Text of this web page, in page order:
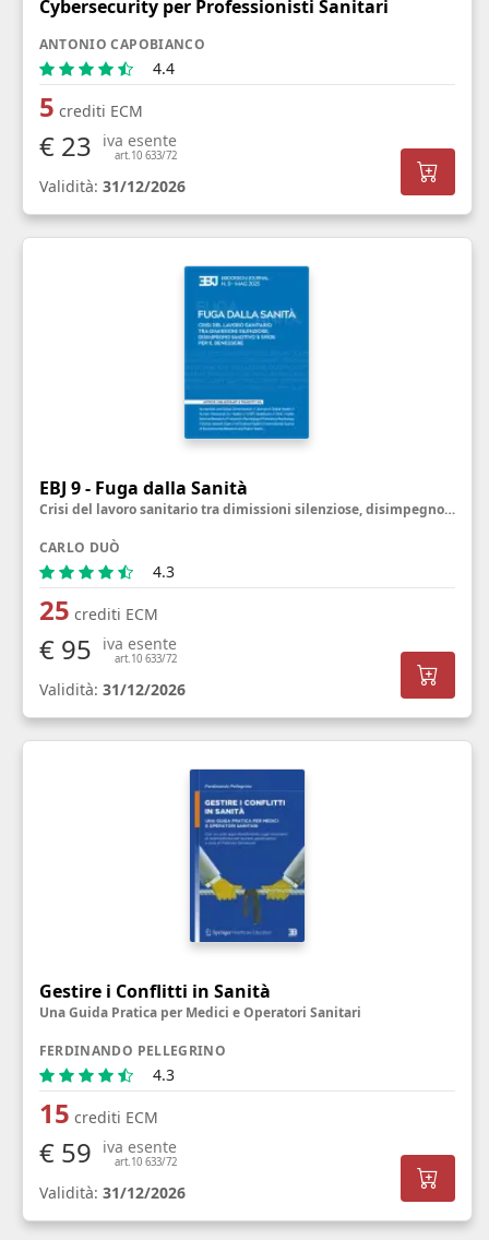
Cybersecurity per Professionisti Sanitari
ANTONIO CAPOBIANCO
4.4
5 crediti ECM
€ 23 iva esente
art.10 633/72
Validità: 31/12/2026
EBJ 9 - Fuga dalla Sanità
Crisi del lavoro sanitario tra dimissioni silenziose, disimpegno emotivo e sfide per il benessere
CARLO DUÒ
4.3
25 crediti ECM
€ 95 iva esente
art.10 633/72
Validità: 31/12/2026
Gestire i Conflitti in Sanità
Una Guida Pratica per Medici e Operatori Sanitari
FERDINANDO PELLEGRINO
4.3
15 crediti ECM
€ 59 iva esente
art.10 633/72
Validità: 31/12/2026